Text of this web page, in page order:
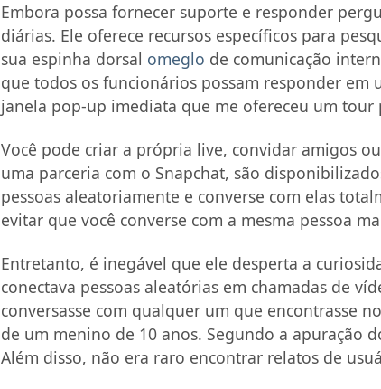
Embora possa fornecer suporte e responder
diárias. Ele oferece recursos específicos para
sua espinha dorsal omeglo de comunicação
que todos os funcionários possam responder
janela pop-up imediata que me ofereceu um tour
Você pode criar a própria live, convidar amigos
uma parceria com o Snapchat, são
pessoas aleatoriamente e converse com elas
evitar que você converse com a mesma pessoa
Entretanto, é inegável que ele desperta a
conectava pessoas aleatórias em chamadas de
conversasse com qualquer um que encontrasse
de um menino de 10 anos. Segundo a apuração
Além disso, não era raro encontrar relatos de